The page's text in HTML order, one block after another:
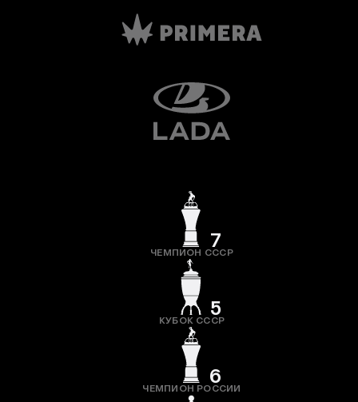
7
ЧЕМПИОН СССР
5
КУБОК СССР
6
ЧЕМПИОН РОССИИ